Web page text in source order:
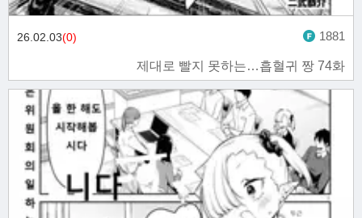
제대로 빨지 못하는…흡혈귀 짱 74화
26.02.03(0) 1881